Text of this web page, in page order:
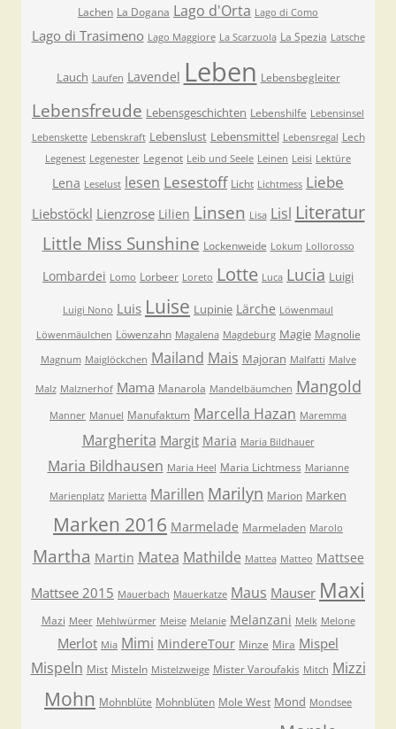
Lachen La Dogana Lago d'Orta Lago di Como
Lago di Trasimeno Lago Maggiore La Scarzuola La Spezia Latsche
Lauch Laufen Lavendel Leben Lebensbegleiter
Lebensfreude Lebensgeschichten Lebenshilfe Lebensinsel
Lebenskette Lebenskraft Lebenslust Lebensmittel Lebensregal Lech
Legenest Legenester Legenot Leib und Seele Leinen Leisi Lektüre
Lena Leselust lesen Lesestoff Licht Lichtmess Liebe
Liebstöckl Lienzrose Lilien Linsen Lisa Lisl Literatur
Little Miss Sunshine Lockenweide Lokum Lollorosso
Lombardei Lomo Lorbeer Loreto Lotte Luca Lucia Luigi
Luigi Nono Luis Luise Lupinie Lärche Löwenmaul
Löwenmäulchen Löwenzahn Magalena Magdeburg Magie Magnolie
Magnum Maiglöckchen Mailand Mais Majoran Malfatti Malve
Malz Malznerhof Mama Manarola Mandelbäumchen Mangold
Manner Manuel Manufaktum Marcella Hazan Maremma
Margherita Margit Maria Maria Bildhauer
Maria Bildhausen Maria Heel Maria Lichtmess Marianne
Marienplatz Marietta Marillen Marilyn Marion Marken
Marken 2016 Marmelade Marmeladen Marolo
Martha Martin Matea Mathilde Mattea Matteo Mattsee
Mattsee 2015 Mauerbach Mauerkatze Maus Mauser Maxi
Mazi Meer Mehlwürmer Meise Melanie Melanzani Melk Melone
Merlot Mia Mimi MindereTour Minze Mira Mispel
Mispeln Mist Misteln Mistelzweige Mister Varoufakis Mitch Mizzi
Mohn Mohnblüte Mohnblüten Mole West Mond Mondsee